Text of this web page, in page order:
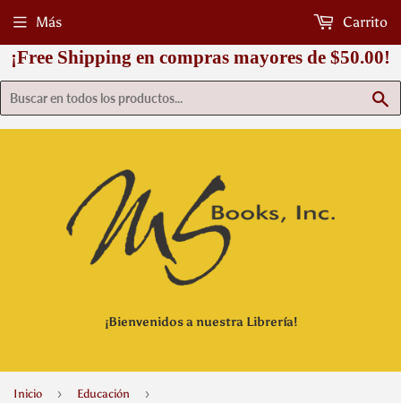
¡Free Shipping en compras mayores de $50.00!
¡Bienvenidos a nuestra Librería!
Más Carrito
Inicio › Educación ›